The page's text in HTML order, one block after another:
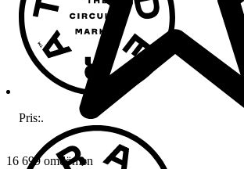
16 699 omdömen
Pris:.